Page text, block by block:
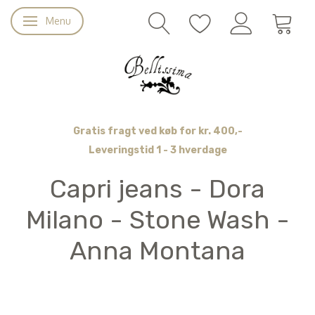
Skifte navigation
Menu
Gratis fragt ved køb for kr. 400,-
Leveringstid 1 - 3 hverdage
Capri jeans - Dora
Milano - Stone Wash -
Anna Montana